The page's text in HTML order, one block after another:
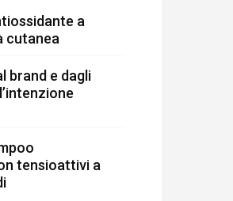
a
cutanea
brand e dagli
tensioattivi a